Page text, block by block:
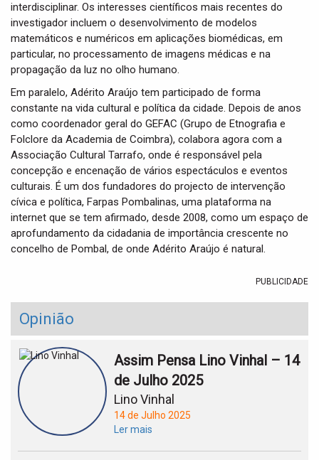
interdisciplinar. Os interesses científicos mais recentes do
investigador incluem o desenvolvimento de modelos
matemáticos e numéricos em aplicações biomédicas, em
particular, no processamento de imagens médicas e na
propagação da luz no olho humano.
Em paralelo, Adérito Araújo tem participado de forma
constante na vida cultural e política da cidade. Depois de anos
como coordenador geral do GEFAC (Grupo de Etnografia e
Folclore da Academia de Coimbra), colabora agora com a
Associação Cultural Tarrafo, onde é responsável pela
concepção e encenação de vários espectáculos e eventos
culturais. É um dos fundadores do projecto de intervenção
cívica e política, Farpas Pombalinas, uma plataforma na
internet que se tem afirmado, desde 2008, como um espaço de
aprofundamento da cidadania de importância crescente no
concelho de Pombal, de onde Adérito Araújo é natural.
PUBLICIDADE
Opinião
Assim Pensa Lino Vinhal – 14
de Julho 2025
Lino Vinhal
14 de Julho 2025
Ler mais